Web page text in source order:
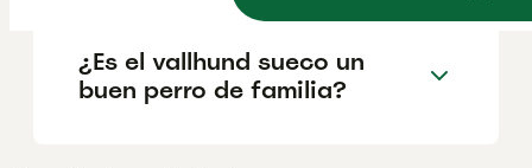
¿Es el vallhund sueco un
buen perro de familia?